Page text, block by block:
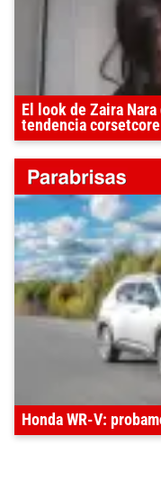
El look de Zaira
tendencia corsetcore
Honda WR-V: